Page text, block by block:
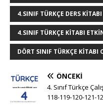
4.SINIF TÜRKÇE DERS
4.SINIF TÜRKÇE KITABI
DÖRT SINIF TÜRKÇE KITABI
ÖNCEKI
4. Sınıf Türkçe
118-119-120-121-